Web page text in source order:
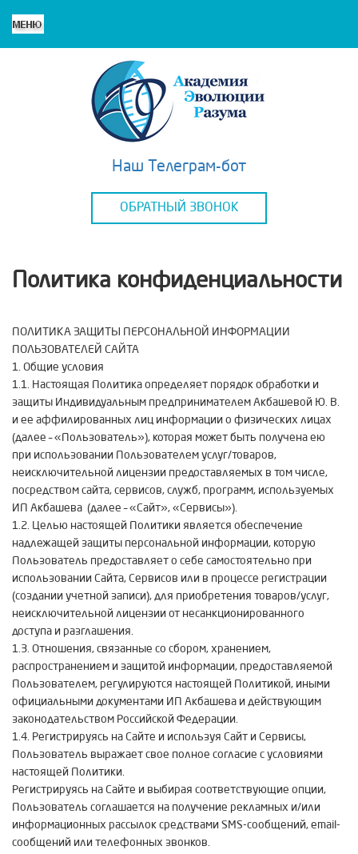
Наш Телеграм-бот
ОБРАТНЫЙ ЗВОНОК
Политика конфиденциальности
ПОЛИТИКА ЗАЩИТЫ ПЕРСОНАЛЬНОЙ ИНФОРМАЦИИ
ПОЛЬЗОВАТЕЛЕЙ САЙТА
1. Общие условия
1.1. Настоящая Политика определяет порядок обработки и
защиты Индивидуальным предпринимателем Акбашевой Ю. В.
и ее аффилированных лиц информации о физических лицах
(далее – «Пользователь»), которая может быть получена ею
при использовании Пользователем услуг/товаров,
неисключительной лицензии предоставляемых в том числе,
посредством сайта, сервисов, служб, программ, используемых
ИП Акбашева (далее – «Сайт», «Сервисы»).
1.2. Целью настоящей Политики является обеспечение
надлежащей защиты персональной информации, которую
Пользователь предоставляет о себе самостоятельно при
использовании Сайта, Сервисов или в процессе регистрации
(создании учетной записи), для приобретения товаров/услуг,
неисключительной лицензии от несанкционированного
доступа и разглашения.
1.3. Отношения, связанные со сбором, хранением,
распространением и защитой информации, предоставляемой
Пользователем, регулируются настоящей Политикой, иными
официальными документами ИП Акбашева и действующим
законодательством Российской Федерации.
1.4. Регистрируясь на Сайте и используя Сайт и Сервисы,
Пользователь выражает свое полное согласие с условиями
настоящей Политики.
Регистрируясь на Сайте и выбирая соответствующие опции,
Пользователь соглашается на получение рекламных и/или
информационных рассылок средствами SMS-сообщений, email-
сообщений или телефонных звонков.